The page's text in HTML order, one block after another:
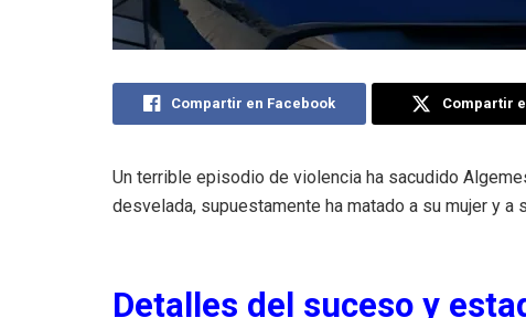
Compartir en Facebook Compartir
Un terrible episodio de violencia ha sacudido
desvelada, supuestamente ha matado a su mujer y a
Detalles del suceso y